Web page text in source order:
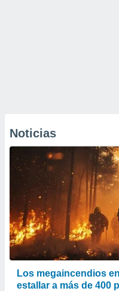
Noticias
Los megaincendios
estallar a más de 400